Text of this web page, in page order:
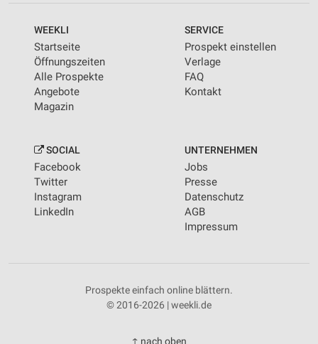
WEEKLI
Startseite
Öffnungszeiten
Alle Prospekte
Angebote
Magazin
SERVICE
Prospekt einstellen
Verlage
FAQ
Kontakt
SOCIAL
Facebook
Twitter
Instagram
LinkedIn
UNTERNEHMEN
Jobs
Presse
Datenschutz
AGB
Impressum
Prospekte einfach online blättern.
© 2016-2026 | weekli.de
↑ nach oben